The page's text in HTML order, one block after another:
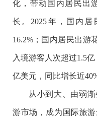
化，带动国内居民出
长。2025年，国内居
16.2%；国内居民出游
入境游客人次超过1.5
亿美元，同比增长近
从小到大、由弱
游市场，成为国际旅